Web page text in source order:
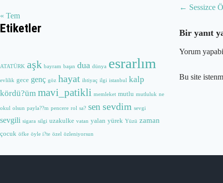
Post
← Sessizce
Bir yanıt
Yorum
Bu site
« Tem
Etiketler
ATATÜRK aşk bayram başın dua dünya esrarlım
evlilik gece genç göz hayat ihtiyaç ilgi istanbul kalp
kördü?üm mavi_patikli memleket mutlu mutluluk ne
okul olsun payla??m pencere rol sa? sen sevdim sevgi
sevgili sigara silgi uzakulke vatan yalan yürek Yüzü zaman
çocuk öfke öyle i?te özel özleniyorsun